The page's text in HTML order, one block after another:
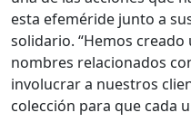
esta efeméride junto a
solidario. “Hemos
nombres relacionados
involucrar a nuestros
colección para que cada